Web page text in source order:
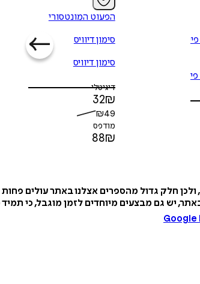
הפעוט המונטסורי
סימון דיוויס
סימון דיוויס
דיגיטלי
32₪
₪49
מודפס
88₪
ולכן חלק גדול מהספרים אצלנו באתר עולים
יש גם מבצעים מיוחדים לזמן מוגבל, כי
Google